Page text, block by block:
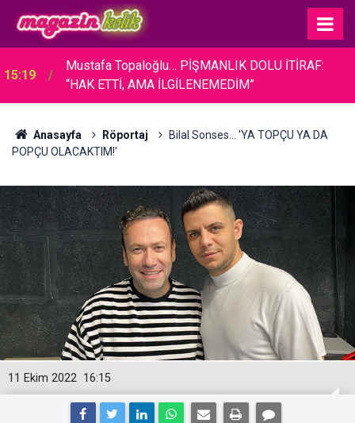
15:19
Mustafa Topaloğlu… PİŞMANLIK DOLU İTİRAF:
“HAK ETTİ, AMA İLGİLENEMEDİM”
Anasayfa Röportaj
Bilal Sonses... 'YA TOPÇU YA DA
POPÇU OLACAKTIM!'
16:15
11 Ekim 2022